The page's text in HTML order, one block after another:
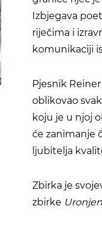
Izbjegava
riječima i
komunikaciji
Pjesnik
oblikovao
koju je u njoj
će zanimanje
ljubitelja
Zbirka je
zbirke